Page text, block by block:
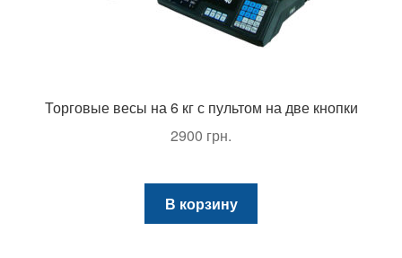
Торговые весы на 6 кг с пультом на две кнопки
2900 грн.
В корзину